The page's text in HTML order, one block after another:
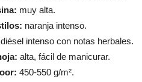
muy alta.
naranja intenso.
diésel intenso con notas herbales.
alta, fácil de manicurar.
450-550 g/m².